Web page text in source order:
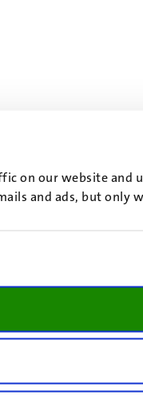
on our website and
and ads, but only